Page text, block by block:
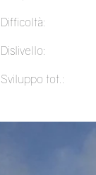
Difficoltà:
Dislivello:
Sviluppo tot.: